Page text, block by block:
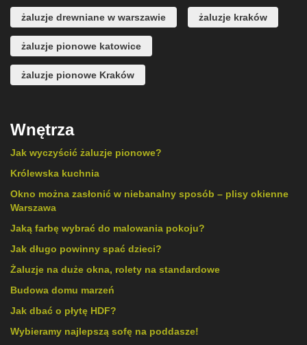
żaluzje drewniane w warszawie żaluzje kraków
żaluzje pionowe katowice
żaluzje pionowe Kraków
Wnętrza
Jak wyczyścić żaluzje pionowe?
Królewska kuchnia
Okno można zasłonić w niebanalny sposób – plisy okienne
Warszawa
Jaką farbę wybrać do malowania pokoju?
Jak długo powinny spać dzieci?
Żaluzje na duże okna, rolety na standardowe
Budowa domu marzeń
Jak dbać o płytę HDF?
Wybieramy najlepszą sofę na poddasze!